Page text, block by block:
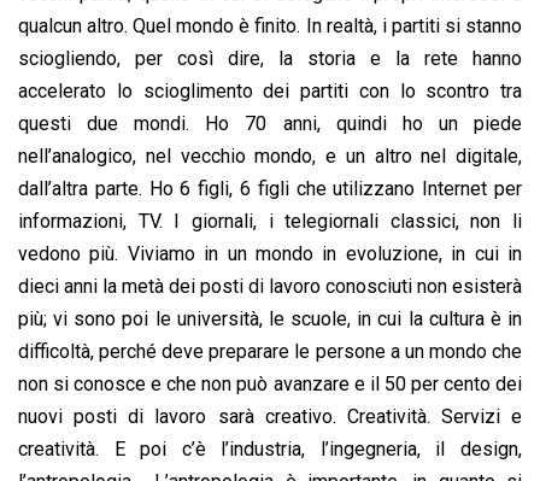
qualcun altro. Quel mondo è finito. In realtà, i partiti si stanno
sciogliendo, per così dire, la storia e la rete hanno
accelerato lo scioglimento dei partiti con lo scontro tra
questi due mondi. Ho 70 anni, quindi ho un piede
nell’analogico, nel vecchio mondo, e un altro nel digitale,
dall’altra parte. Ho 6 figli, 6 figli che utilizzano Internet per
informazioni, TV. I giornali, i telegiornali classici, non li
vedono più. Viviamo in un mondo in evoluzione, in cui in
dieci anni la metà dei posti di lavoro conosciuti non esisterà
più; vi sono poi le università, le scuole, in cui la cultura è in
difficoltà, perché deve preparare le persone a un mondo che
non si conosce e che non può avanzare e il 50 per cento dei
nuovi posti di lavoro sarà creativo. Creatività. Servizi e
creatività. E poi c’è l’industria, l’ingegneria, il design,